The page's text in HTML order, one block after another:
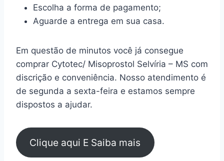
Escolha a forma de pagamento;
Aguarde a entrega em sua casa.
Em questão de minutos você já consegue
comprar Cytotec/ Misoprostol Selvíria – MS com
discrição e conveniência. Nosso atendimento é
de segunda a sexta-feira e estamos sempre
dispostos a ajudar.
Clique aqui E Saiba mais